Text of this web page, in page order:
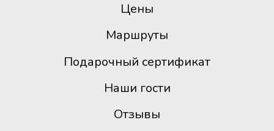
Цены
Маршруты
Подарочный сертификат
Наши гости
Отзывы